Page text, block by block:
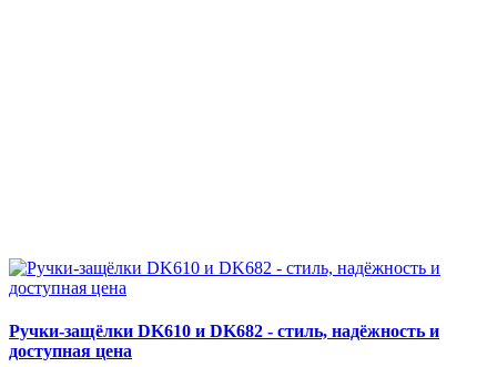
Ручки-защёлки DK610 и DK682 - стиль, надёжность и
доступная цена